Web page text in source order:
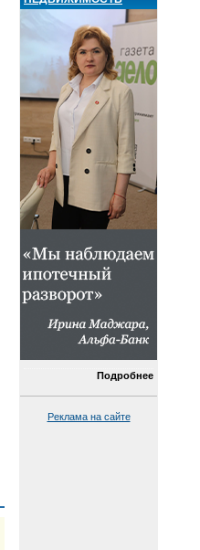
Подробнее
Реклама на сайте